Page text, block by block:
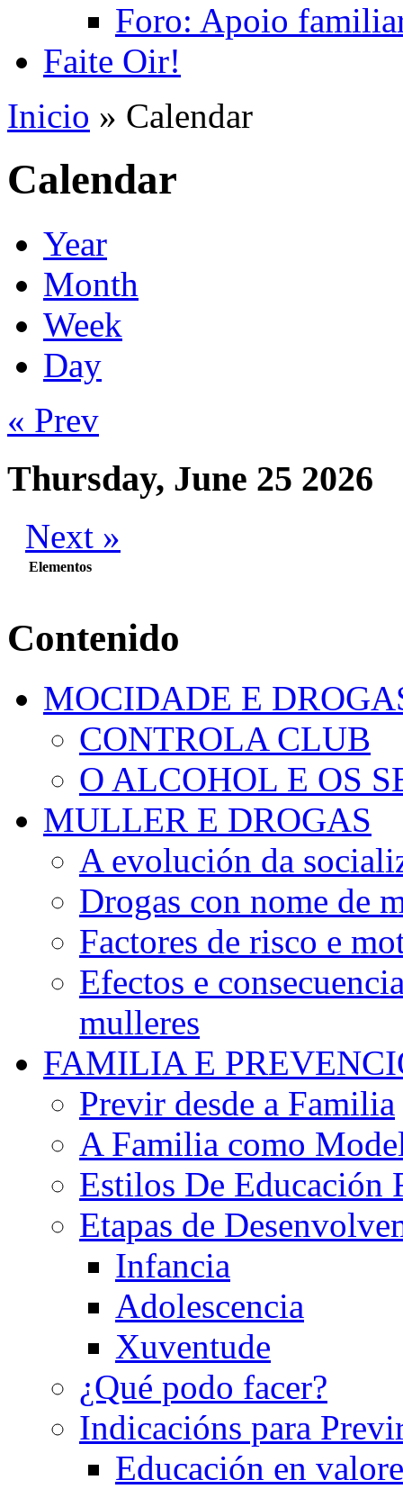
Foro: Apoio
Faite Oir!
Inicio » Calendar
Calendar
Year
Month
Week
Day
« Prev
Thursday, June 25 2026
Next »
Elementos
Contenido
MOCIDADE E
CONTROLA CLUB
O ALCOHOL E OS
MULLER E DROGAS
A evolución da
Drogas con nome de
Factores de risco e
Efectos e
mulleres
FAMILIA E
Previr desde a Familia
A Familia como
Estilos De Educación
Etapas de
Infancia
Adolescencia
Xuventude
¿Qué podo facer?
Indicacións para
Educación en